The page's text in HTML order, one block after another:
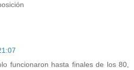
funcionaron hasta finales de los 80,